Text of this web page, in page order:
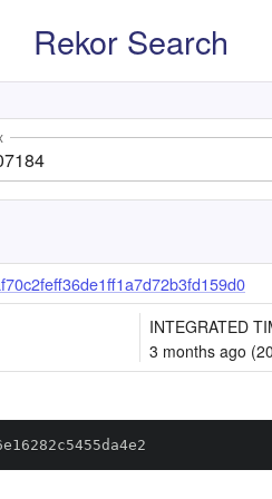
Rekor Search
INTEGRATED
3 months ago